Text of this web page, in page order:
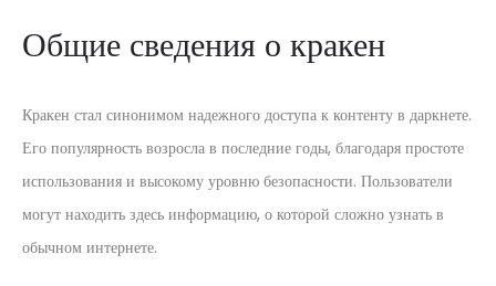
Общие сведения о кракен
Кракен стал синонимом надежного доступа к контенту в даркнете.
Его популярность возросла в последние годы, благодаря простоте
использования и высокому уровню безопасности. Пользователи
могут находить здесь информацию, о которой сложно узнать в
обычном интернете.